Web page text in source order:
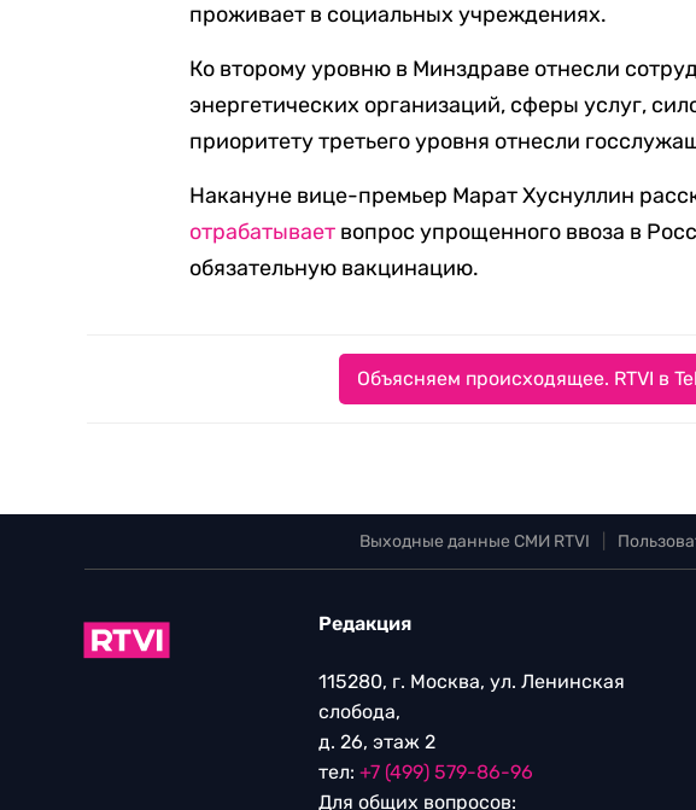
проживает в социальных учреждениях.
Ко второму уровню в Минздраве отнесли
энергетических организаций, сферы услуг,
приоритету третьего уровня отнесли
Накануне вице-премьер Марат Хуснуллин
отрабатывает вопрос упрощенного ввоза в
обязательную вакцинацию.
Объясняем происходящее. RTVI в
Выходные данные СМИ RTVI
Редакция
115280, г. Москва, ул. Ленинская
слобода,
д. 26, этаж 2
тел: +7 (499) 579-86-96
Для общих вопросов: